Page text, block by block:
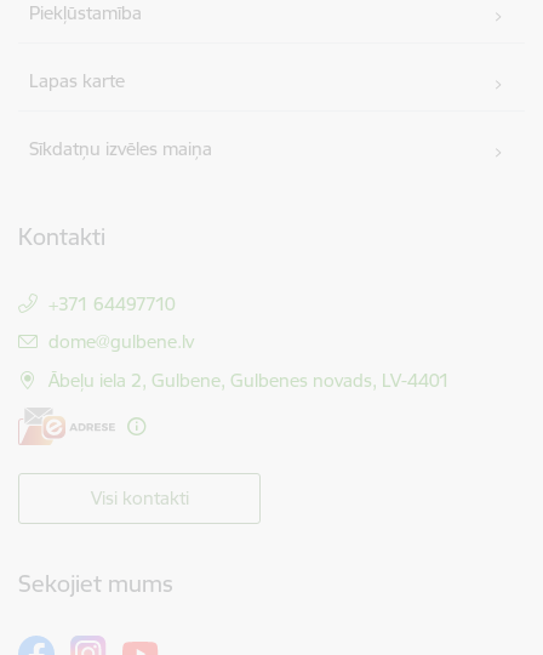
Piekļūstamība
Lapas karte
Sīkdatņu izvēles maiņa
Kontakti
+371 64497710
E-pasts:
dome@gulbene.lv
Ābeļu iela 2, Gulbene, Gulbenes novads, LV-4401
Visi kontakti
Sekojiet mums